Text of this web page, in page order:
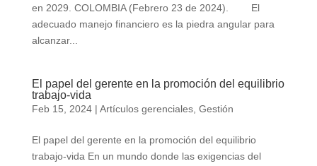
en 2029. COLOMBIA (Febrero 23 de 2024). El
adecuado manejo financiero es la piedra angular para
alcanzar...
El papel del gerente en la promoción del equilibrio
trabajo-vida
Feb 15, 2024| Artículos gerenciales, Gestión
El papel del gerente en la promoción del equilibrio
trabajo-vida En un mundo donde las exigencias del